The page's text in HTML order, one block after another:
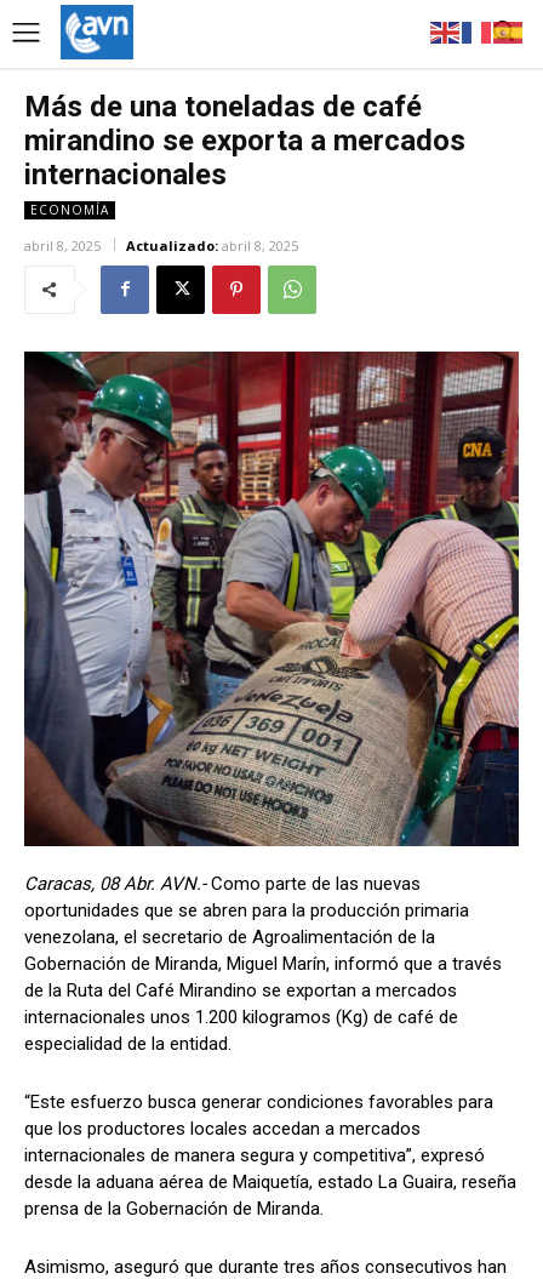
Más de una toneladas de café
mirandino se exporta a mercados
internacionales
ECONOMÍA
abril 8, 2025 Actualizado: abril 8, 2025
Caracas, 08 Abr. AVN.-Como parte de las nuevas
oportunidades que se abren para la producción primaria
venezolana, el secretario de Agroalimentación de la
Gobernación de Miranda, Miguel Marín, informó que a través
de la Ruta del Café Mirandino se exportan a mercados
internacionales unos 1.200 kilogramos (Kg) de café de
especialidad de la entidad.
“Este esfuerzo busca generar condiciones favorables para
que los productores locales accedan a mercados
internacionales de manera segura y competitiva”, expresó
desde la aduana aérea de Maiquetía, estado La Guaira, reseña
prensa de la Gobernación de Miranda.
Asimismo, aseguró que durante tres años consecutivos han